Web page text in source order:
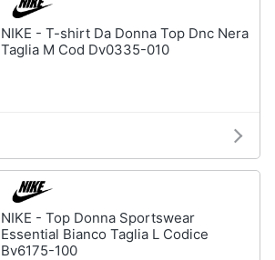
NIKE - T-shirt Da Donna Top Dnc Nera
Taglia M Cod Dv0335-010
NIKE - Top Donna Sportswear
Essential Bianco Taglia L Codice
Bv6175-100